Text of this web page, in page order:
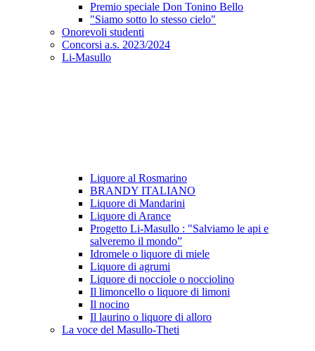
Premio speciale Don Tonino Bello
"Siamo sotto lo stesso cielo"
Onorevoli studenti
Concorsi a.s. 2023/2024
Li-Masullo
Liquore al Rosmarino
BRANDY ITALIANO
Liquore di Mandarini
Liquore di Arance
Progetto Li-Masullo : "Salviamo le api e
salveremo il mondo”
Idromele o liquore di miele
Liquore di agrumi
Liquore di nocciole o nocciolino
Il limoncello o liquore di limoni
Il nocino
Il laurino o liquore di alloro
La voce del Masullo-Theti